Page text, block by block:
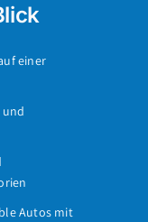
einer
und
Autos mit